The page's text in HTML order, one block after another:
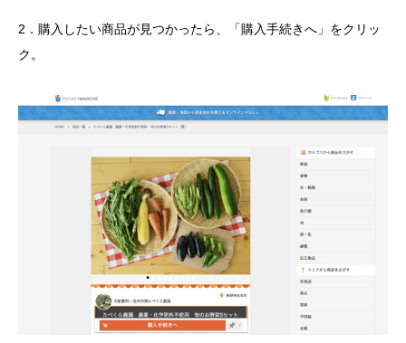
2．購入したい商品が見つかったら、「購入手続きへ」をクリッ
ク。